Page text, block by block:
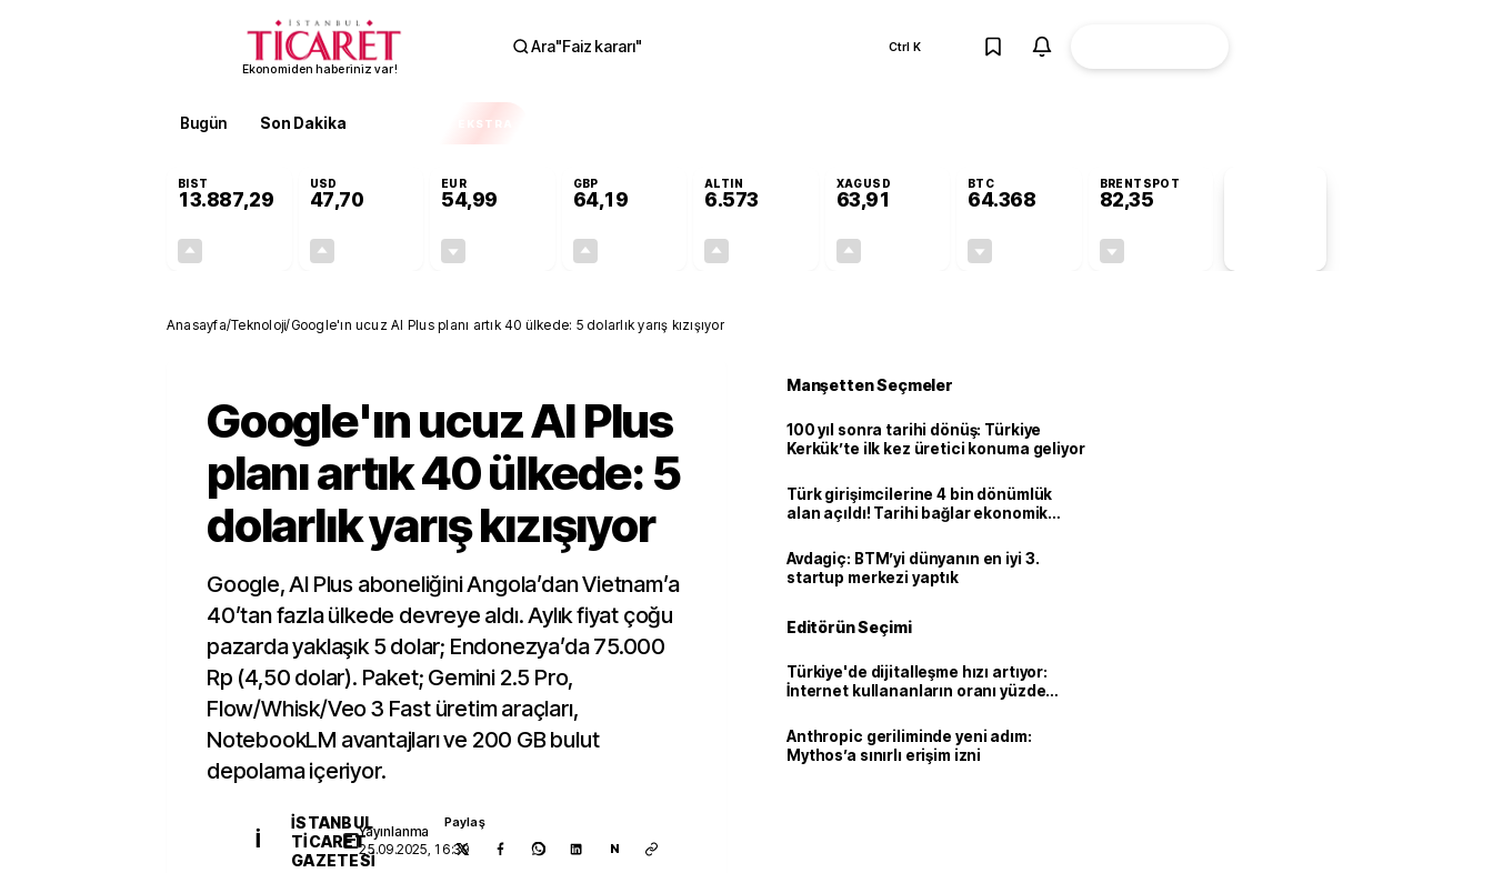
Ekonomiden haberiniz var!
Ara"Faiz kararı" Ctrl K
Bugün Son Dakika EKSTRA
BIST
13.887,29
USD
47,70
EUR
54,99
GBP
64,19
ALTIN
6.573
XAGUSD
63,91
BTC
64.368
BRENTSPOT
82,35
Anasayfa/Teknoloji/ Google'ın ucuz AI Plus planı artık 40 ülkede: 5 dolarlık yarış kızışıyor
Google'ın ucuz AI Plus
planı artık 40 ülkede: 5
dolarlık yarış kızışıyor
Google, AI Plus aboneliğini Angola’dan Vietnam’a
40’tan fazla ülkede devreye aldı. Aylık fiyat çoğu
pazarda yaklaşık 5 dolar; Endonezya’da 75.000
Rp (4,50 dolar). Paket; Gemini 2.5 Pro,
Flow/Whisk/Veo 3 Fast üretim araçları,
NotebookLM avantajları ve 200 GB bulut
depolama içeriyor.
İ
İSTANBUL
TICARET
GAZETESI
Yayınlanma
25.09.2025, 16:39
Paylaş
N
Manşetten Seçmeler
100 yıl sonra tarihi dönüş: Türkiye
Kerkük’te ilk kez üretici konuma geliyor
Türk girişimcilerine 4 bin dönümlük
alan açıldı! Tarihi bağlar ekonomik
Avdagiç: BTM’yi dünyanın en iyi 3.
startup merkezi yaptık
Editörün Seçimi
Türkiye'de dijitalleşme hızı artıyor:
İnternet kullananların oranı yüzde
Anthropic geriliminde yeni adım:
Mythos’a sınırlı erişim izni